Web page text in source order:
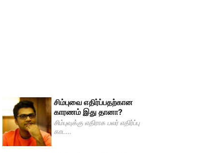
சிம்புவை எதிர்ப்பதற்கான
காரணம் இது தானா?
சிம்புவுக்கு எதிராக பலர் எதிர்ப்பு
காட...